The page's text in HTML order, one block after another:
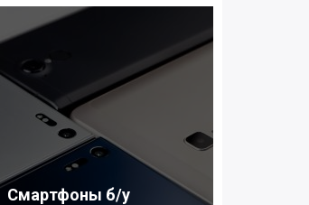
Смартфоны б/у